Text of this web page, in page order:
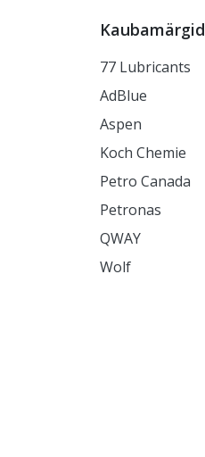
Kaubamärgid
77 Lubricants
AdBlue
Aspen
Koch Chemie
Petro Canada
Petronas
QWAY
Wolf